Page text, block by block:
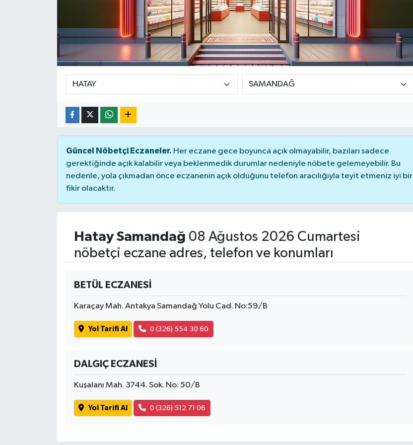
Güncel Nöbetçi Eczaneler. Her eczane gece boyunca açık olmayabilir, bazıları sadece
gerektiğinde açık kalabilir veya beklenmedik durumlar nedeniyle nöbete gelemeyebilir. Bu
nedenle, yola çıkmadan önce eczanenin açık olduğunu telefon aracılığıyla teyit etmeniz iyi bir
fikir olacaktır.
Hatay Samandağ 08 Ağustos 2026 Cumartesi
nöbetçi eczane adres, telefon ve konumları
BETÜL ECZANESİ
Karaçay Mah. Antakya Samandağ Yolu Cad. No:59/B
Yol Tarifi Al 0 (326) 554 30 60
DALGIÇ ECZANESİ
Kuşalanı Mah. 3744. Sok. No: 50/B
Yol Tarifi Al 0 (326) 512 71 06